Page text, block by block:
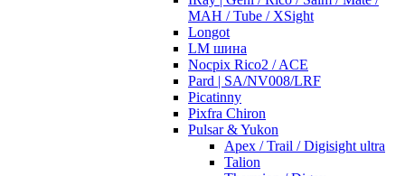
MAH / Tube / XSight
Longot
LM шина
Nocpix Rico2 / ACE
Pard | SA/NV008/LRF
Picatinny
Pixfra Chiron
Pulsar & Yukon
Apex / Trail / Digisight ultra
Talion